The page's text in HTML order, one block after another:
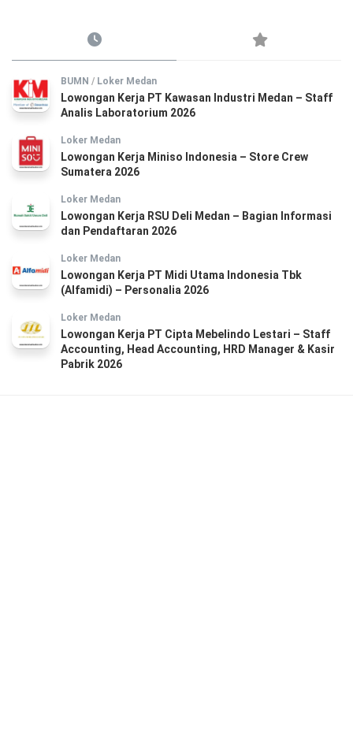
BUMN / Loker Medan
Lowongan Kerja PT Kawasan Industri Medan – Staff
Analis Laboratorium 2026
Loker Medan
Lowongan Kerja Miniso Indonesia – Store Crew
Sumatera 2026
Loker Medan
Lowongan Kerja RSU Deli Medan – Bagian Informasi
dan Pendaftaran 2026
Loker Medan
Lowongan Kerja PT Midi Utama Indonesia Tbk
(Alfamidi) – Personalia 2026
Loker Medan
Lowongan Kerja PT Cipta Mebelindo Lestari – Staff
Accounting, Head Accounting, HRD Manager & Kasir
Pabrik 2026